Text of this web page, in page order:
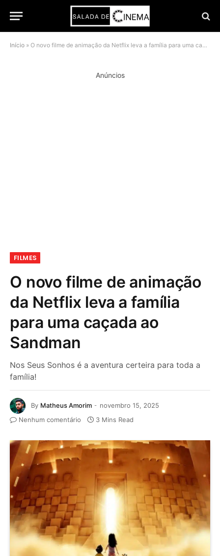
Início » O novo filme de animação da Netflix leva a família para uma caçada ao Sandman
Anúncios
FILMES
O novo filme de animação
da Netflix leva a família
para uma caçada ao
Sandman
Nos Seus Sonhos é a aventura certeira para toda a
família!
By Matheus Amorim
novembro 15, 2025
Nenhum comentário
3 Mins Read